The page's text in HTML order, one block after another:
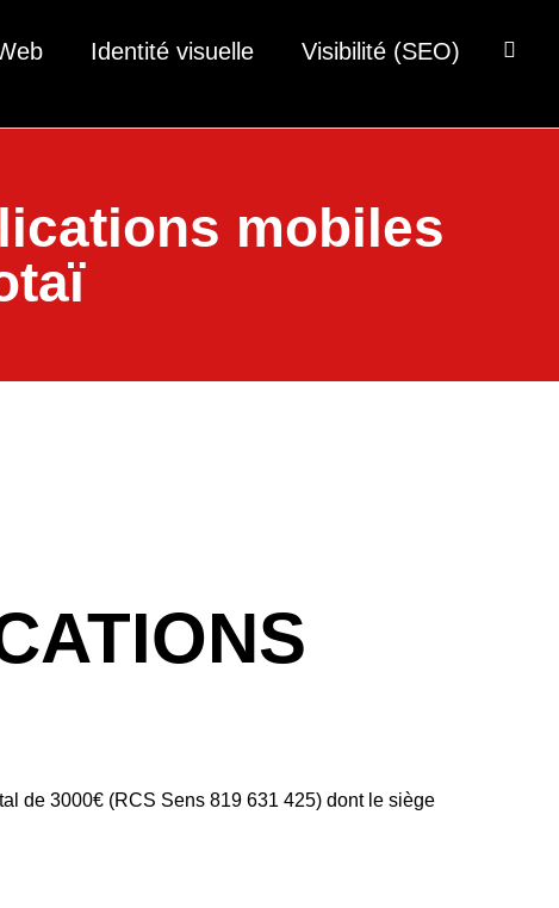
Identité visuelle Visibilité (SEO)
mobiles
de 3000€ (RCS Sens 819 631 425) dont le siège